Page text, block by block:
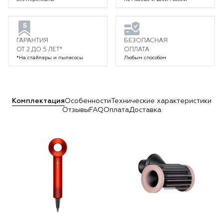
ГАРАНТИЯ
ОТ 2 ДО 5 ЛЕТ*
*На стайлеры и пылесосы
БЕЗОПАСНАЯ
ОПЛАТА
Любым способом
КомплектацияОсобенностиТехнические характеристики
Отзывы FAQОплатаДоставка